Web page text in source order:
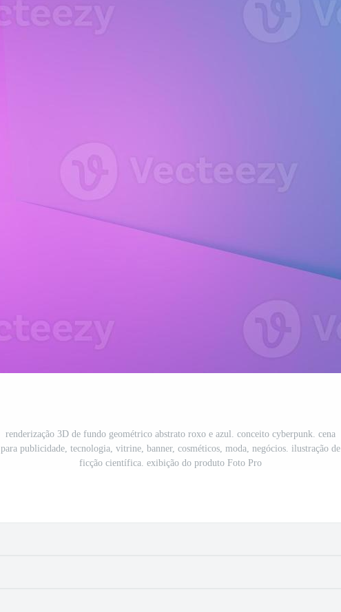
renderização 3D de fundo geométrico abstrato roxo e azul. conceito cyberpunk. cena
para publicidade, tecnologia, vitrine, banner, cosméticos, moda, negócios. ilustração de
ficção científica. exibição do produto Foto Pro